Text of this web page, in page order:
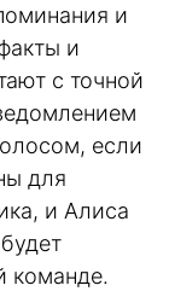
и
и
с точной
если
для
и Алиса
команде.